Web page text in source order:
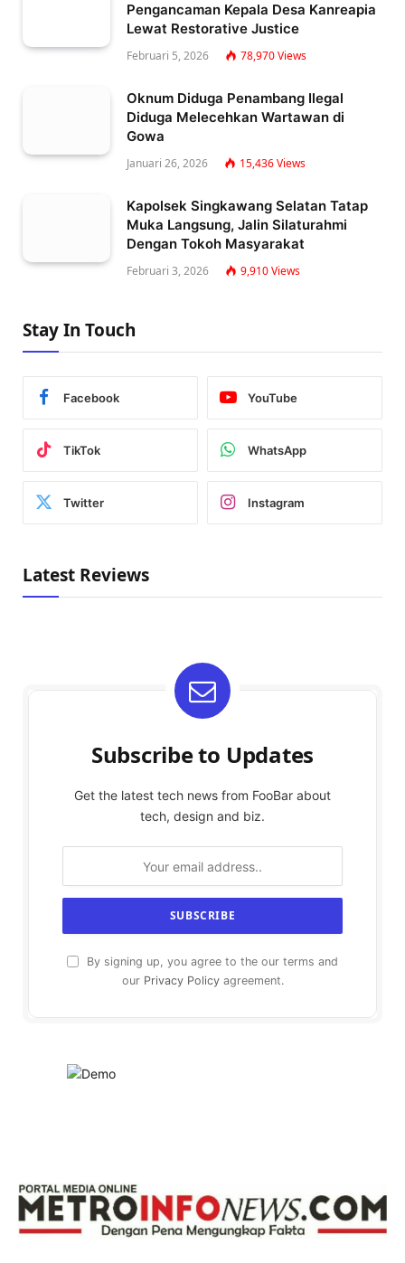
Pengancaman Kepala Desa Kanreapia
Lewat Restorative Justice
Februari 5, 2026 78,970Views
Oknum Diduga Penambang Ilegal
Diduga Melecehkan Wartawan di
Gowa
Januari 26, 2026 15,436Views
Kapolsek Singkawang Selatan Tatap
Muka Langsung, Jalin Silaturahmi
Dengan Tokoh Masyarakat
Februari 3, 2026 9,910Views
Stay In Touch
Facebook YouTube
TikTok WhatsApp
Twitter Instagram
Latest Reviews
Subscribe to Updates
Get the latest tech news from FooBar about
tech, design and biz.
By signing up, you agree to the our terms and
our Privacy Policyagreement.